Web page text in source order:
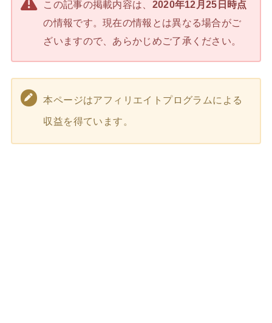
この記事の掲載内容は、 2020年12月25日時点
の情報です。現在の情報とは異なる場合がご
ざいますので、あらかじめご了承ください。
本ページはアフィリエイトプログラムによる
収益を得ています。